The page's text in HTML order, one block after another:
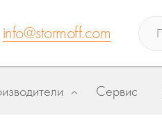
info@stormoff.com
Сервис